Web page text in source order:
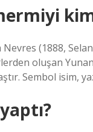
kim
(1888,
oluşan
Sembol isim,